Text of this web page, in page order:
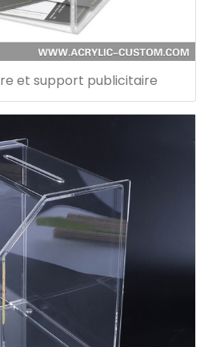
et support publicitaire